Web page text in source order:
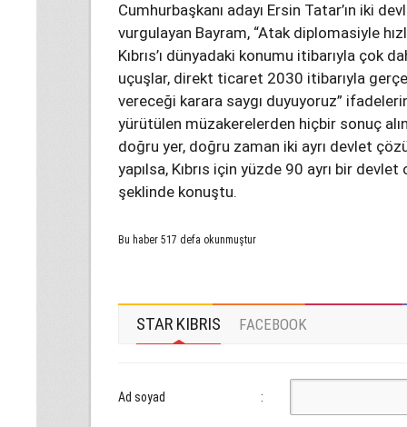
Cumhurbaşkanı adayı Ersin Tatar’ın iki
vurgulayan Bayram, “Atak diplomasiyle
Kıbrıs’ı dünyadaki konumu itibarıyla çok
uçuşlar, direkt ticaret 2030 itibarıyla
vereceği karara saygı duyuyoruz”
yürütülen müzakerelerden hiçbir sonuç
doğru yer, doğru zaman iki ayrı devlet
yapılsa, Kıbrıs için yüzde 90 ayrı bir
şeklinde konuştu.
Bu haber 517 defa okunmuştur
STAR KIBRIS FACEBOOK
Ad soyad :